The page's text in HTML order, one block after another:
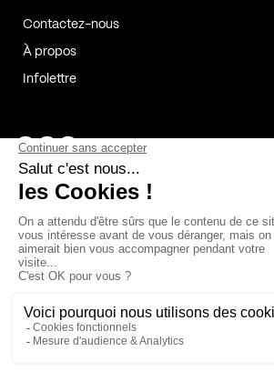
Contactez-nous
À propos
Infolettre
Page Facebook de Kollectif
Page Instagram de Kollectif
Page Linkedin de Kollectif
Bâtiment-Durable-Québec-1
Esquisses-1IRAC-1
MP-1 v2com-1